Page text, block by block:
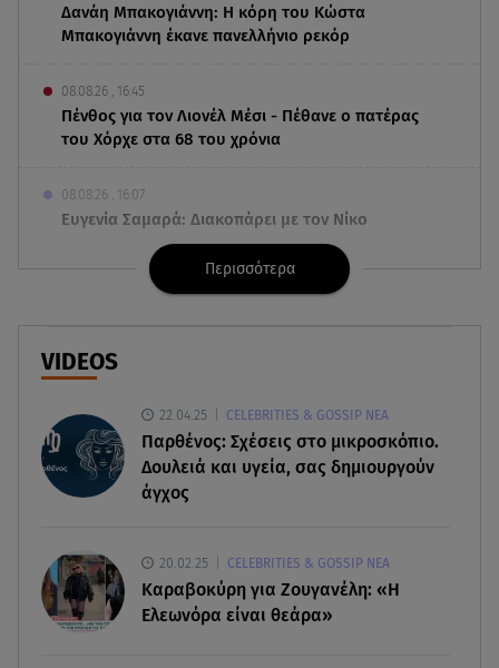
Δανάη Μπακογιάννη: Η κόρη του Κώστα
Μπακογιάννη έκανε πανελλήνιο ρεκόρ
08.08.26 , 16:45
Πένθος για τον Λιονέλ Μέσι - Πέθανε ο πατέρας
του Χόρχε στα 68 του χρόνια
08.08.26 , 16:07
Ευγενία Σαμαρά: Διακοπάρει με τον Νίκο
Μουτσινά - Πού βρίσκονται;
Back to black: η διαχρονική αξία του μαύρου
Δούκισσα Νομικού: Από τη Μύκονο «πετάχτηκε»
στη Γαλλική Πολυνησία!
που βρέθηκε σε σπηλιά
08.08.26 , 14:50
Κατερίνα Καινούργιου: Η Πάρος και το cool
Περισσότερα
VIDEOS
22.04.25 CELEBRITIES & GOSSIP ΝΕΑ
Παρθένος: Σχέσεις στο μικροσκόπιο.
Δουλειά και υγεία, σας δημιουργούν
άγχος
20.02.25 CELEBRITIES & GOSSIP ΝΕΑ
Καραβοκύρη για Ζουγανέλη: «Η
Ελεωνόρα είναι θεάρα»